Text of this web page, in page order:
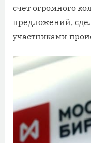
счет огромного
предложений,
участниками